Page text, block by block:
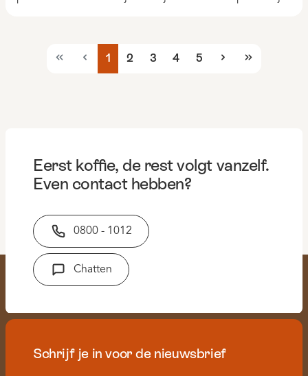
1 2 3 4 5
Eerst koffie, de rest volgt vanzelf.
Even contact hebben?
0800 - 1012
Chatten
Schrijf je in voor de nieuwsbrief